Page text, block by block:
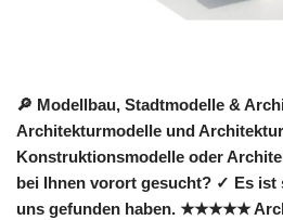
🔎 Modellbau, Stadtmodelle &
Architekturmodelle und
Konstruktionsmodelle oder
bei Ihnen vorort gesucht? ✓ Es ist
uns gefunden haben. ★★★★★